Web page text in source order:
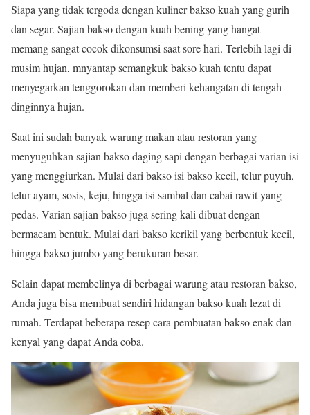
Siapa yang tidak tergoda dengan kuliner bakso kuah yang gurih
dan segar. Sajian bakso dengan kuah bening yang hangat
memang sangat cocok dikonsumsi saat sore hari. Terlebih lagi di
musim hujan, mnyantap semangkuk bakso kuah tentu dapat
menyegarkan tenggorokan dan memberi kehangatan di tengah
dinginnya hujan.
Saat ini sudah banyak warung makan atau restoran yang
menyuguhkan sajian bakso daging sapi dengan berbagai varian isi
yang menggiurkan. Mulai dari bakso isi bakso kecil, telur puyuh,
telur ayam, sosis, keju, hingga isi sambal dan cabai rawit yang
pedas. Varian sajian bakso juga sering kali dibuat dengan
bermacam bentuk. Mulai dari bakso kerikil yang berbentuk kecil,
hingga bakso jumbo yang berukuran besar.
Selain dapat membelinya di berbagai warung atau restoran bakso,
Anda juga bisa membuat sendiri hidangan bakso kuah lezat di
rumah. Terdapat beberapa resep cara pembuatan bakso enak dan
kenyal yang dapat Anda coba.